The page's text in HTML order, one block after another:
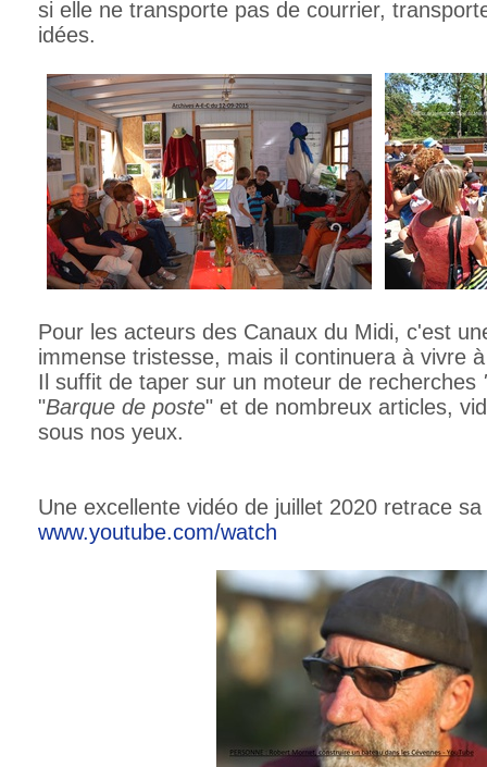
si elle ne transporte pas de courrier,
idées.
Pour les acteurs des Canaux du Midi, c'est
immense tristesse, mais il continuera à vivre
Il suffit de taper sur un moteur de recherches
"Barque de poste" et de nombreux articles,
sous nos yeux.
Une excellente vidéo de juillet 2020 retrace
www.youtube.com/watch